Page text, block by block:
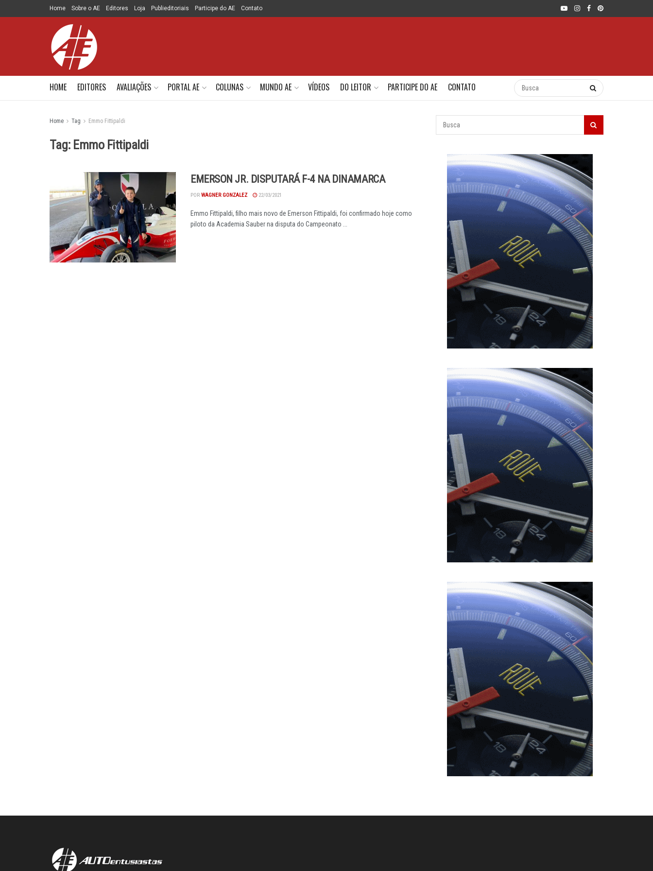
Home Sobre o AE Editores Loja Publieditoriais Participe do AE Contato
HOME EDITORES AVALIAÇÕES PORTAL AE COLUNAS MUNDO AE VÍDEOS DO LEITOR PARTICIPE DO AE CONTATO
Home Tag Emmo Fittipaldi
Tag: Emmo Fittipaldi
EMERSON JR. DISPUTARÁ F-4 NA DINAMARCA
POR WAGNER GONZALEZ 22/03/2021
Emmo Fittipaldi, filho mais novo de Emerson Fittipaldi, foi confirmado hoje como
piloto da Academia Sauber na disputa do Campeonato ...